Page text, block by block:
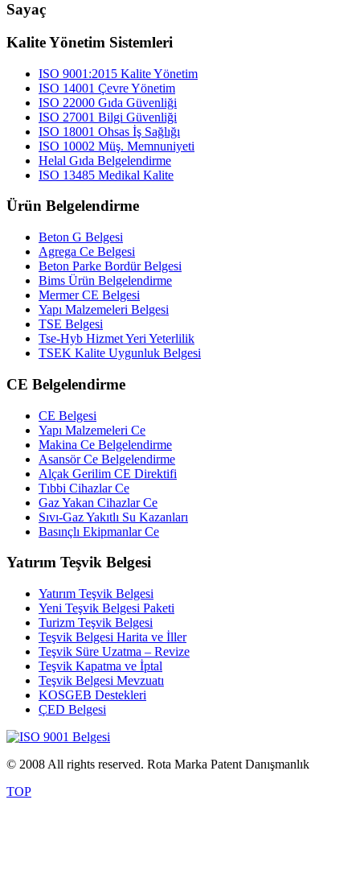
Sayaç
Kalite Yönetim Sistemleri
ISO 9001:2015 Kalite Yönetim
ISO 14001 Çevre Yönetim
ISO 22000 Gıda Güvenliği
ISO 27001 Bilgi Güvenliği
ISO 18001 Ohsas İş Sağlığı
ISO 10002 Müş. Memnuniyeti
Helal Gıda Belgelendirme
ISO 13485 Medikal Kalite
Ürün Belgelendirme
Beton G Belgesi
Agrega Ce Belgesi
Beton Parke Bordür Belgesi
Bims Ürün Belgelendirme
Mermer CE Belgesi
Yapı Malzemeleri Belgesi
TSE Belgesi
Tse-Hyb Hizmet Yeri Yeterlilik
TSEK Kalite Uygunluk Belgesi
CE Belgelendirme
CE Belgesi
Yapı Malzemeleri Ce
Makina Ce Belgelendirme
Asansör Ce Belgelendirme
Alçak Gerilim CE Direktifi
Tıbbi Cihazlar Ce
Gaz Yakan Cihazlar Ce
Sıvı-Gaz Yakıtlı Su Kazanları
Basınçlı Ekipmanlar Ce
Yatırım Teşvik Belgesi
Yatırım Teşvik Belgesi
Yeni Teşvik Belgesi Paketi
Turizm Teşvik Belgesi
Teşvik Belgesi Harita ve İller
Teşvik Süre Uzatma – Revize
Teşvik Kapatma ve İptal
Teşvik Belgesi Mevzuatı
KOSGEB Destekleri
ÇED Belgesi
© 2008 All rights reserved. Rota Marka Patent Danışmanlık
TOP